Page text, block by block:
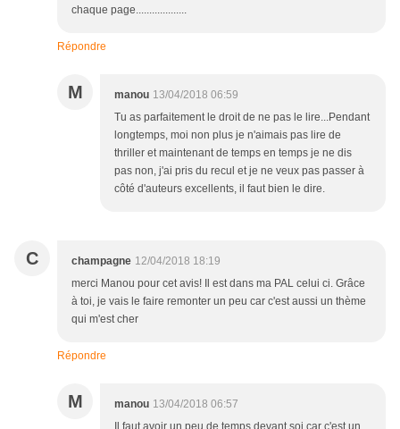
chaque page...................
Répondre
M manou 13/04/2018 06:59
Tu as parfaitement le droit de ne pas le lire...Pendant
longtemps, moi non plus je n'aimais pas lire de
thriller et maintenant de temps en temps je ne dis
pas non, j'ai pris du recul et je ne veux pas passer à
côté d'auteurs excellents, il faut bien le dire.
C champagne 12/04/2018 18:19
merci Manou pour cet avis! Il est dans ma PAL celui ci. Grâce
à toi, je vais le faire remonter un peu car c'est aussi un thème
qui m'est cher
Répondre
M manou 13/04/2018 06:57
Il faut avoir un peu de temps devant soi car c'est un